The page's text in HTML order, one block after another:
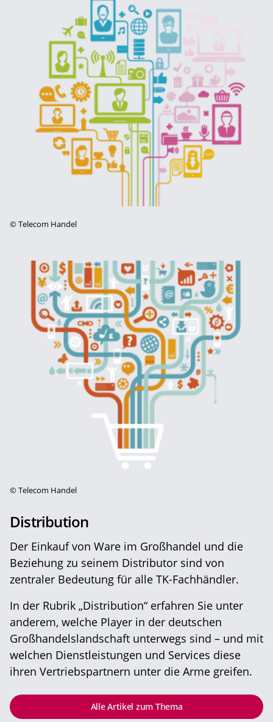
©Telecom Handel
©Telecom Handel
Distribution
Der Einkauf von Ware im Großhandel und die
Beziehung zu seinem Distributor sind von
zentraler Bedeutung für alle TK-Fachhändler.
In der Rubrik „Distribution“ erfahren Sie unter
anderem, welche Player in der deutschen
Großhandelslandschaft unterwegs sind – und mit
welchen Dienstleistungen und Services diese
ihren Vertriebspartnern unter die Arme greifen.
Alle Artikel zum Thema